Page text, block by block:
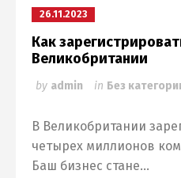
26.11.2023
Как
Великобритании
by admin in Без
В Великобритании
четырех миллионов
Баш бизнес стане...